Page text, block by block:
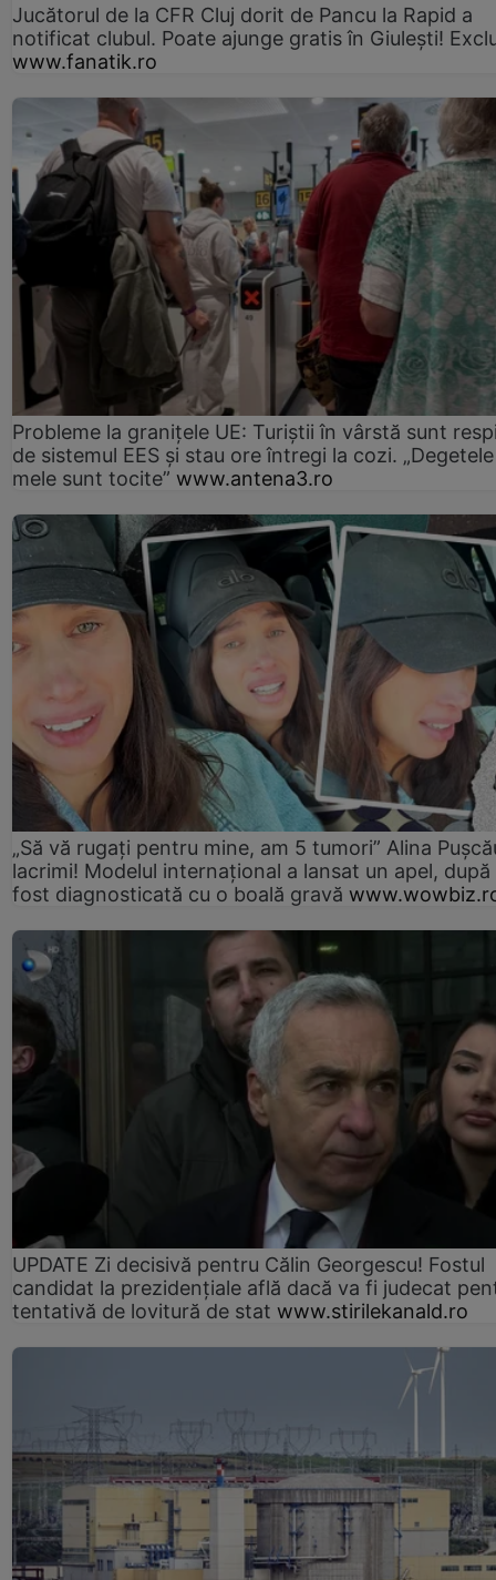
Jucătorul de la CFR Cluj dorit de Pancu la Rapid a
notificat clubul. Poate ajunge gratis în Giulești!
www.fanatik.ro
Probleme la granițele UE: Turiștii în vârstă sunt
de sistemul EES și stau ore întregi la cozi. „Degetele
mele sunt tocite” www.antena3.ro
„Să vă rugați pentru mine, am 5 tumori” Alina
lacrimi! Modelul internațional a lansat un apel, după
fost diagnosticată cu o boală gravă
UPDATE Zi decisivă pentru Călin Georgescu! Fostul
candidat la prezidențiale află dacă va fi judecat
tentativă de lovitură de stat www.stirilekanald.ro